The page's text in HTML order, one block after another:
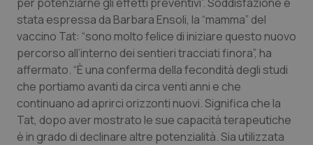
Piemonte
Provincia Autonoma di Bolzano
Provincia Autonoma di Trento
Puglia
HIV
Infezioni & Febbre
Ipertensione & Scompenso
Malattie rare
stata espressa da Barbara Ensoli, la “mamma” del
vaccino Tat: “sono molto felice di iniziare questo nuovo
percorso all’interno dei sentieri tracciati finora”, ha
affermato. “È una conferma della fecondità degli studi
che portiamo avanti da circa venti anni e che
continuano ad aprirci orizzonti nuovi. Significa che la
Tat, dopo aver mostrato le sue capacità terapeutiche
è in grado di declinare altre potenzialità. Sia utilizzata